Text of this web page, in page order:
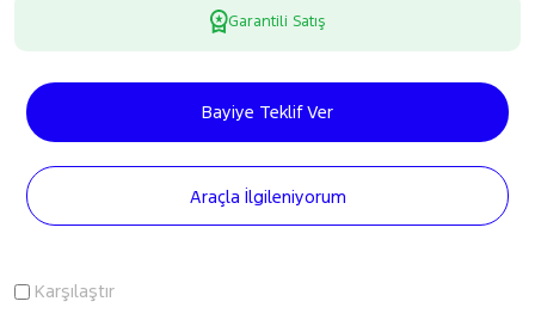
Garantili Satış
Bayiye Teklif Ver
Araçla İlgileniyorum
Karşılaştır